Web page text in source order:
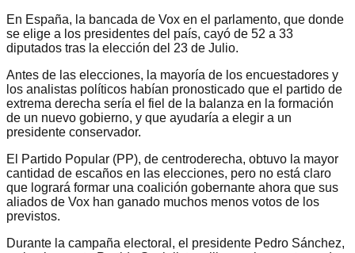
En España, la bancada de Vox en el parlamento, que donde
se elige a los presidentes del país, cayó de 52 a 33
diputados tras la elección del 23 de Julio.
Antes de las elecciones, la mayoría de los encuestadores y
los analistas políticos habían pronosticado que el partido de
extrema derecha sería el fiel de la balanza en la formación
de un nuevo gobierno, y que ayudaría a elegir a un
presidente conservador.
El Partido Popular (PP), de centroderecha, obtuvo la mayor
cantidad de escaños en las elecciones, pero no está claro
que logrará formar una coalición gobernante ahora que sus
aliados de Vox han ganado muchos menos votos de los
previstos.
Durante la campaña electoral, el presidente Pedro Sánchez,